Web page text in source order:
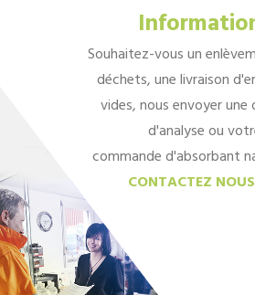
Souhaitez-vous un
déchets, une livraison
vides, nous envoyer une
d'analyse ou
commande d'absorbant
CONTACTEZ NOUS